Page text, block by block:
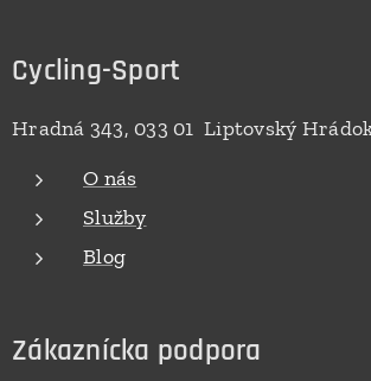
Cycling-Sport
Hradná 343, 033 01 Liptovský
O nás
Služby
Blog
Zákaznícka podpora